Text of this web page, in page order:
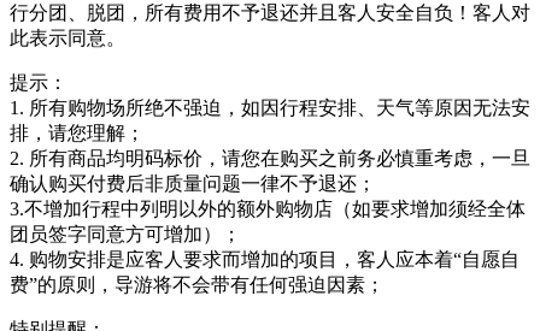
行分团、脱团，所有费用不予退还并且客人安全自负！客人对
此表示同意。
提示：
1. 所有购物场所绝不强迫，如因行程安排、天气等原因无法安
排，请您理解；
2. 所有商品均明码标价，请您在购买之前务必慎重考虑，一旦
确认购买付费后非质量问题一律不予退还；
3.不增加行程中列明以外的额外购物店（如要求增加须经全体
团员签字同意方可增加）；
4. 购物安排是应客人要求而增加的项目，客人应本着“自愿自
费”的原则，导游将不会带有任何强迫因素；